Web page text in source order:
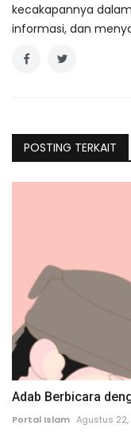
kecakapannya
informasi, dan
POSTING TERKAIT
Adab Berbicara
Portal Islam Agustus 22,